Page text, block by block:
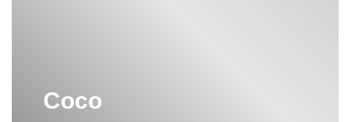
Coco